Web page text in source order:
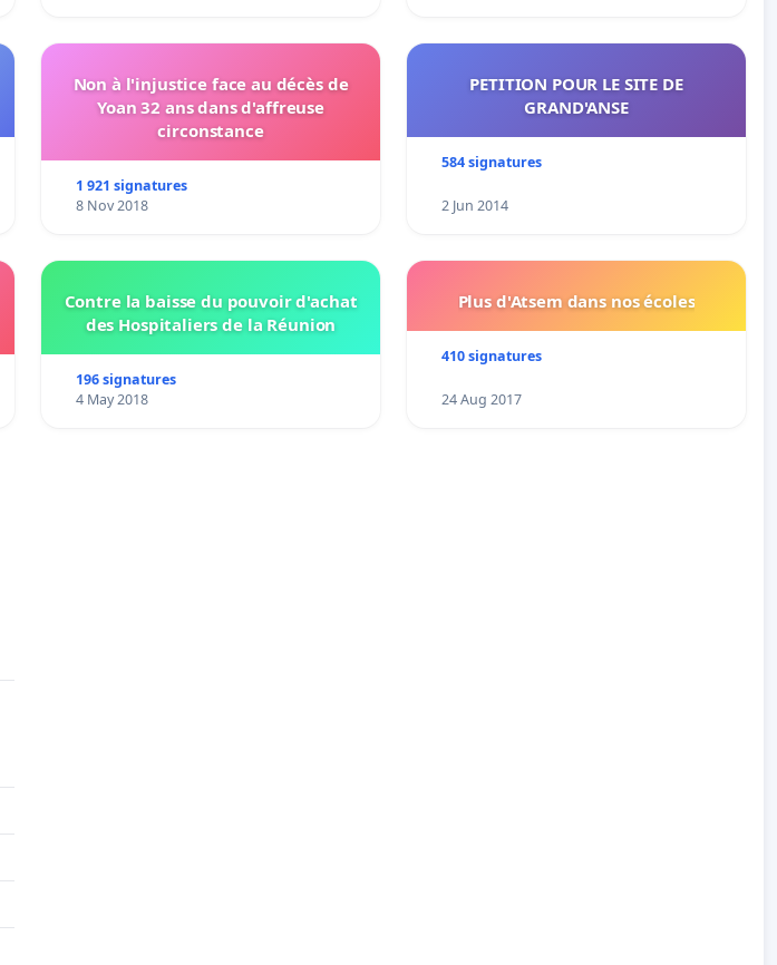
Non à l'injustice face au décès de
Yoan 32 ans dans d'affreuse
circonstance
1 921 signatures
8 Nov 2018
PETITION POUR LE SITE DE
GRAND'ANSE
584 signatures
2 Jun 2014
Contre la baisse du pouvoir d'achat
des Hospitaliers de la Réunion
196 signatures
4 May 2018
Plus d'Atsem dans nos écoles
410 signatures
24 Aug 2017